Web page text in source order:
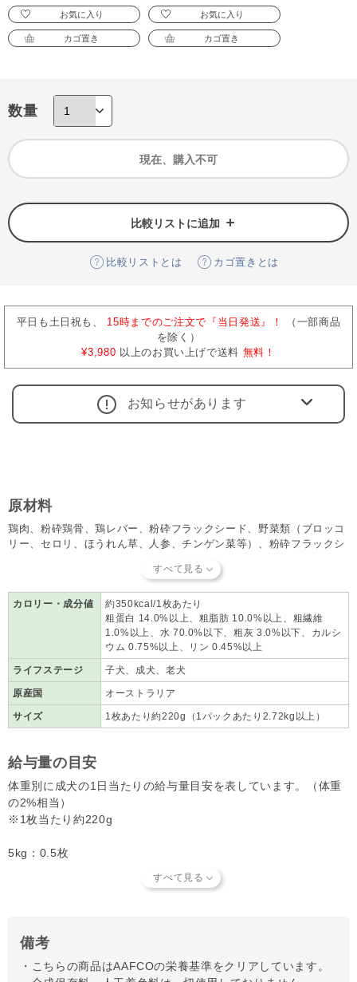
お気に入り
カゴ置き
お気に入り
カゴ置き
数量
現在、購入不可
比較リストに追加
比較リストとは カゴ置きとは
平日も土日祝も、 15時までのご注文で『当日発送』！
（一部商品
を除く）
¥3,980 以上のお買い上げで送料 無料！
お知らせがあります
原材料
鶏肉、粉砕鶏骨、鶏レバー、粉砕フラックシード、野菜類（ブロッコ
リー、セロリ、ほうれん草、人参、チンゲン菜等）、粉砕フラックシ
梨、グレープフルーツ、オレンジ等）、ケルプドライパウダー、タラ
の肝油、にんにく、ビタミンE、亜鉛、マンガン、ヨーグルト
カロリー・成分値
約350kcal/1枚あたり
粗蛋白 14.0%以上、粗脂肪 10.0%以上、粗繊維
1.0%以上、水 70.0%以下、粗灰 3.0%以下、カルシ
ウム 0.75%以上、リン 0.45%以上
ライフステージ 子犬、成犬、老犬
原産国 オーストラリア
サイズ 1枚あたり約220g（1パックあたり2.72kg以上）
給与量の目安
体重別に成犬の1日当たりの給与量目安を表しています。（体重
の2%相当）
※1枚当たり約220g
5kg：0.5枚
※子犬は体重の4％、授乳中の母犬は体重の6%を目安に与えてく
ださい。
※完全にバーフダイエットに切り替える際は、2～3週間かけて少
備考
・こちらの商品はAAFCOの栄養基準をクリアしています。